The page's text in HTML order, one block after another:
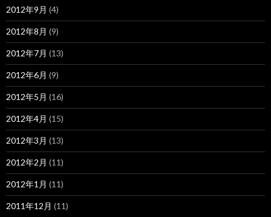
2012年9月 (4)
2012年8月 (9)
2012年7月 (13)
2012年6月 (9)
2012年5月 (16)
2012年4月 (15)
2012年3月 (13)
2012年2月 (11)
2012年1月 (11)
2011年12月 (11)